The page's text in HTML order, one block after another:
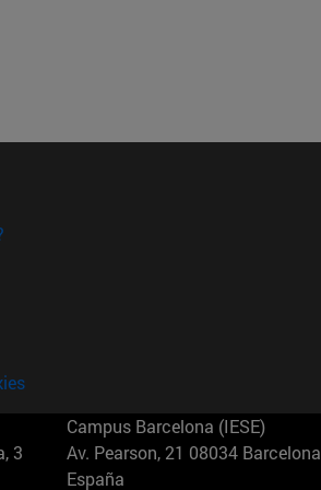
3
Campus Barcelona (IESE)
Av. Pearson, 21 08034 Barcelona
España